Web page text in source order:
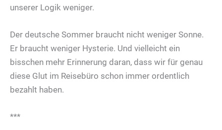
unserer Logik weniger.
Der deutsche Sommer braucht nicht weniger Sonne.
Er braucht weniger Hysterie. Und vielleicht ein
bisschen mehr Erinnerung daran, dass wir für genau
diese Glut im Reisebüro schon immer ordentlich
bezahlt haben.
***